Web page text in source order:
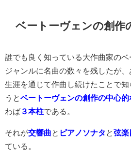
ベートーヴェンの創作
誰でも良く知っている大作曲家の
ジャンルに名曲の数々を残したが
生涯を通じて作曲し続けたことで
うとベートーヴェンの創作の中心
わば ３本柱である。
それが交響曲 と ピアノソナタ と弦楽
ている。